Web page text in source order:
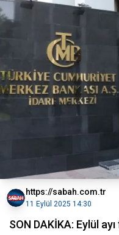
https://sabah.com.tr
11 Eylül 2025 14:30
SON DAKİKA: Eylül